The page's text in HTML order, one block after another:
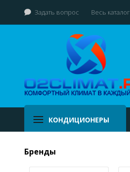
Задать вопрос Весь каталог
КОНДИЦИОНЕРЫ
Бренды